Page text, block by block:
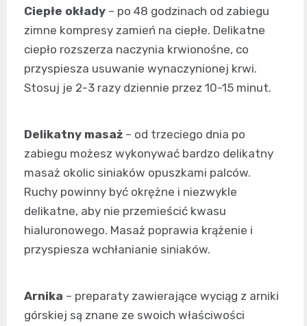
Ciepłe okłady – po 48 godzinach od zabiegu
zimne kompresy zamień na ciepłe. Delikatne
ciepło rozszerza naczynia krwionośne, co
przyspiesza usuwanie wynaczynionej krwi.
Stosuj je 2-3 razy dziennie przez 10-15 minut.
Delikatny masaż – od trzeciego dnia po
zabiegu możesz wykonywać bardzo delikatny
masaż okolic siniaków opuszkami palców.
Ruchy powinny być okrężne i niezwykle
delikatne, aby nie przemieścić kwasu
hialuronowego. Masaż poprawia krążenie i
przyspiesza wchłanianie siniaków.
Arnika – preparaty zawierające wyciąg z arniki
górskiej są znane ze swoich właściwości